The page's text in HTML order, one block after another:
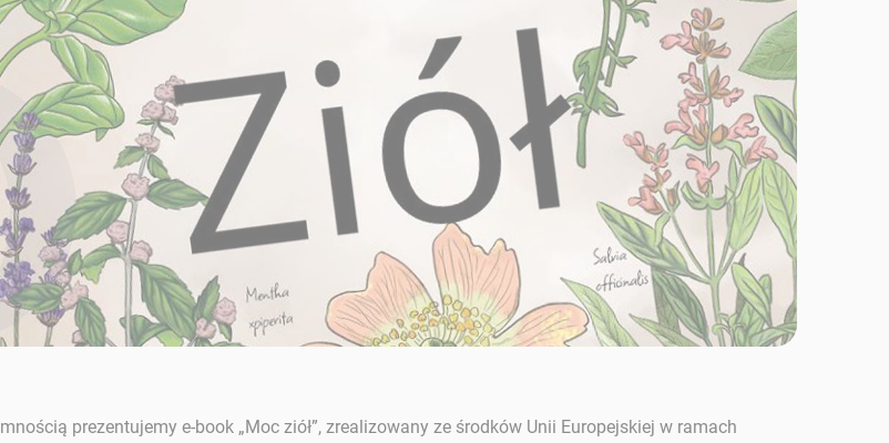
prezentujemy e-book „Moc ziół”, zrealizowany ze środków Unii Europejskiej w ramach